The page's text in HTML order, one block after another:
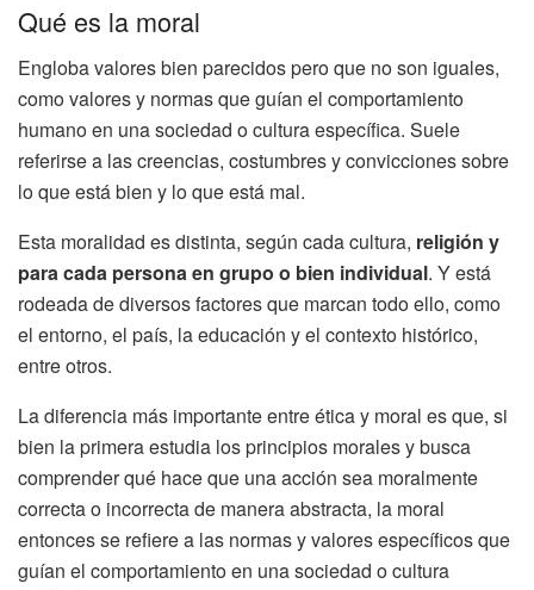
Qué es la moral
Engloba valores bien parecidos pero que no son iguales,
como valores y normas que guían el comportamiento
humano en una sociedad o cultura específica. Suele
referirse a las creencias, costumbres y convicciones sobre
lo que está bien y lo que está mal.
Esta moralidad es distinta, según cada cultura, religión y
para cada persona en grupo o bien individual. Y está
rodeada de diversos factores que marcan todo ello, como
el entorno, el país, la educación y el contexto histórico,
entre otros.
La diferencia más importante entre ética y moral es que, si
bien la primera estudia los principios morales y busca
comprender qué hace que una acción sea moralmente
correcta o incorrecta de manera abstracta, la moral
entonces se refiere a las normas y valores específicos que
guían el comportamiento en una sociedad o cultura